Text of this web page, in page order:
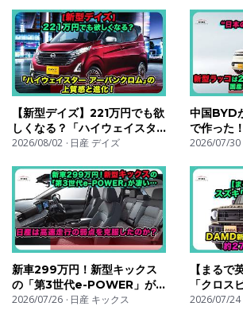
📍 人気の動画もぜひチェック！
▶️ https://www.youtube.com/watch?
v=CjImm97RkOQ&t=5s
#車の雑誌 #クルマ好きと繋がりたい #
型車 #カーライ
#カローラ クロス
#toyotacorollacross
菱 #アウ
【新型デイズ】221万円でも欲
しくなる？「ハイウェイスタ
ー アーバンクロム」の上質感
#nissandayz
2026/08/02 日産 デイズ
中国BYD
で作った
円台・航
ッコ
2026/07/30
新車299万円！新型キックス
の「第3世代e-POWER」が
凄い…日産は高速走行の弱点を
2026/07/26 日産 キックス
【まるで
「クロス
DAMD新
2026/07/24